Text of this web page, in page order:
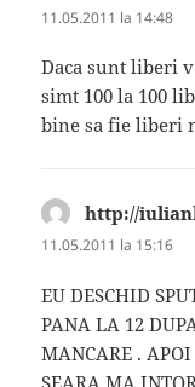
11.05.2011 la 14:48
Daca sunt liberi
simt 100 la 100
bine sa fie liberi
http://
11.05.2011 la 15:16
EU DESCHID
PANA LA 12
MANCARE .
SEARA MA